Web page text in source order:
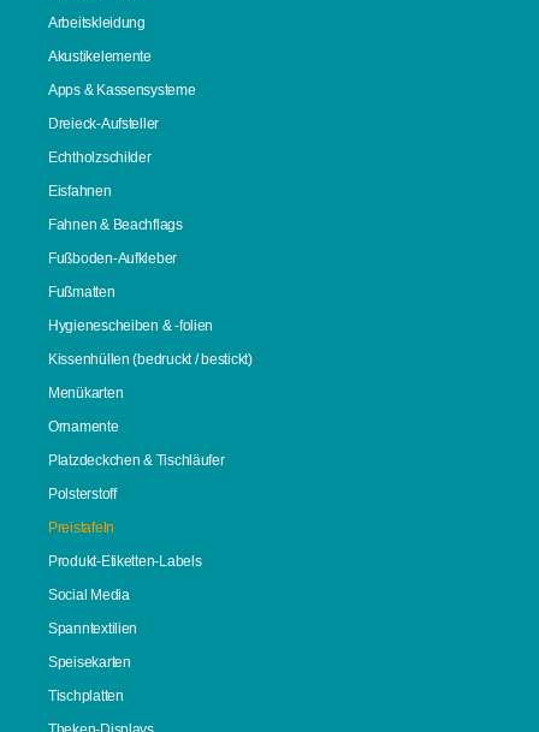
Arbeitskleidung
Akustikelemente
Apps & Kassensysteme
Dreieck-Aufsteller
Echtholzschilder
Eisfahnen
Fahnen & Beachflags
Fußboden-Aufkleber
Fußmatten
Hygienescheiben & -folien
Kissenhüllen (bedruckt / bestickt)
Menükarten
Ornamente
Platzdeckchen & Tischläufer
Polsterstoff
Preistafeln
Produkt-Etiketten-Labels
Social Media
Spanntextilien
Speisekarten
Tischplatten